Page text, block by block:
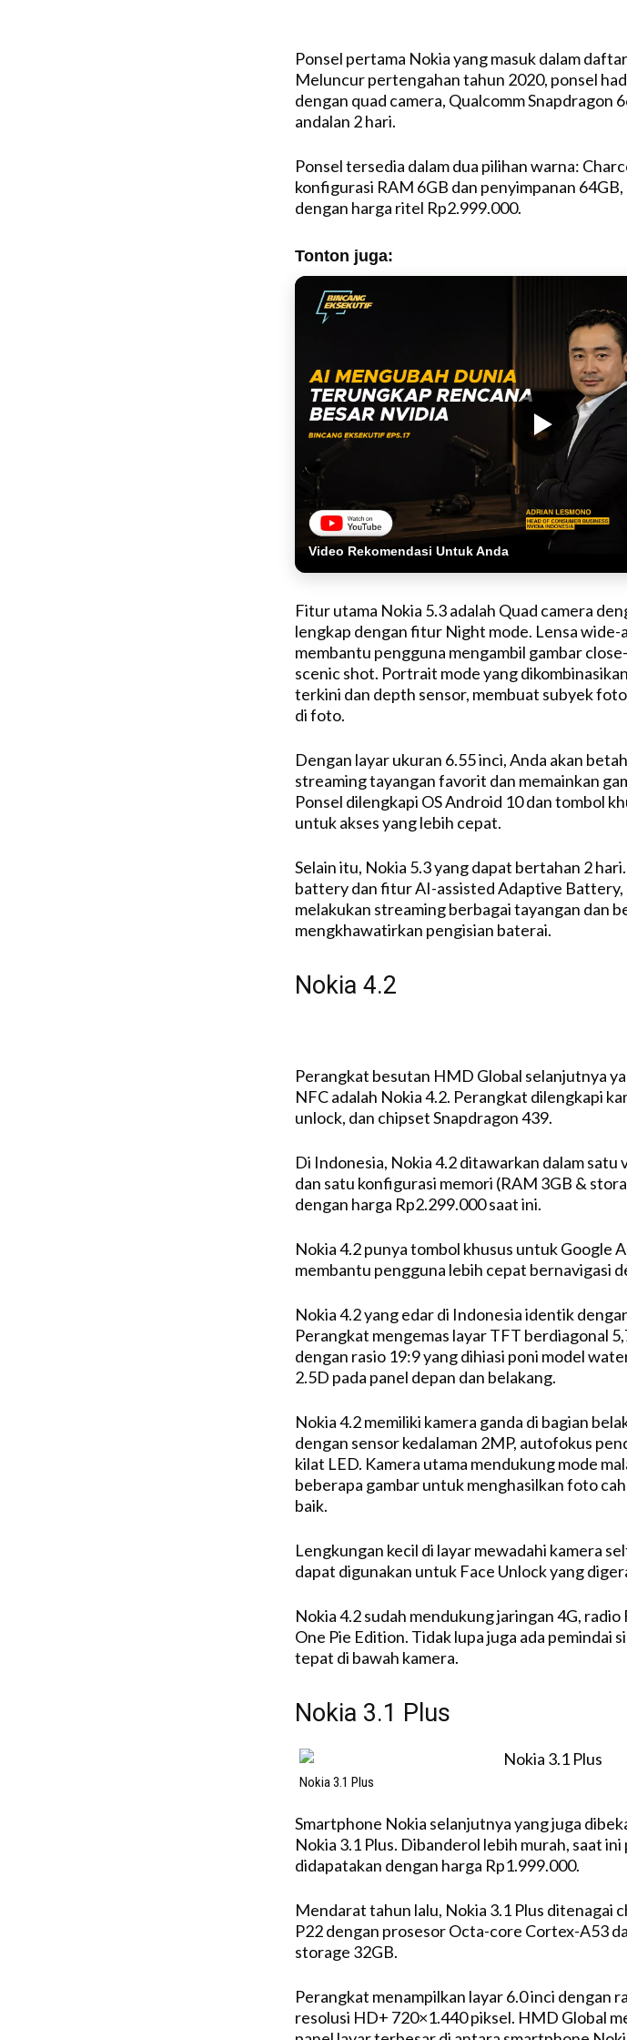
Ponsel pertama Nokia yang masuk dalam
Meluncur pertengahan tahun 2020, ponsel
dengan quad camera, Qualcomm Snapdragon
andalan 2 hari.
Ponsel tersedia dalam dua pilihan warna:
konfigurasi RAM 6GB dan penyimpanan
dengan harga ritel Rp2.999.000.
Tonton juga:
Video Rekomendasi Untuk Anda
Fitur utama Nokia 5.3 adalah Quad camera
lengkap dengan fitur Night mode. Lensa wide-
membantu pengguna mengambil gambar
scenic shot. Portrait mode yang
terkini dan depth sensor, membuat subyek
di foto.
Dengan layar ukuran 6.55 inci, Anda akan
streaming tayangan favorit dan memainkan
Ponsel dilengkapi OS Android 10 dan tombol
untuk akses yang lebih cepat.
Selain itu, Nokia 5.3 yang dapat bertahan 2
battery dan fitur AI-assisted Adaptive Battery,
melakukan streaming berbagai tayangan dan
mengkhawatirkan pengisian baterai.
Nokia 4.2
Perangkat besutan HMD Global selanjutnya
NFC adalah Nokia 4.2. Perangkat dilengkapi
unlock, dan chipset Snapdragon 439.
Di Indonesia, Nokia 4.2 ditawarkan dalam satu
dan satu konfigurasi memori (RAM 3GB &
dengan harga Rp2.299.000 saat ini.
Nokia 4.2 punya tombol khusus untuk Google
membantu pengguna lebih cepat bernavigasi
Nokia 4.2 yang edar di Indonesia identik
Perangkat mengemas layar TFT berdiagonal
dengan rasio 19:9 yang dihiasi poni model
2.5D pada panel depan dan belakang.
Nokia 4.2 memiliki kamera ganda di bagian
dengan sensor kedalaman 2MP, autofokus
kilat LED. Kamera utama mendukung mode
beberapa gambar untuk menghasilkan foto
baik.
Lengkungan kecil di layar mewadahi kamera
dapat digunakan untuk Face Unlock yang
Nokia 4.2 sudah mendukung jaringan 4G,
One Pie Edition. Tidak lupa juga ada pemindai
tepat di bawah kamera.
Nokia 3.1 Plus
Nokia 3.1 Plus
Smartphone Nokia selanjutnya yang juga
Nokia 3.1 Plus. Dibanderol lebih murah, saat ini
didapatakan dengan harga Rp1.999.000.
Mendarat tahun lalu, Nokia 3.1 Plus ditenagai
P22 dengan prosesor Octa-core Cortex-A53
storage 32GB.
Perangkat menampilkan layar 6.0 inci dengan
resolusi HD+ 720×1.440 piksel. HMD Global